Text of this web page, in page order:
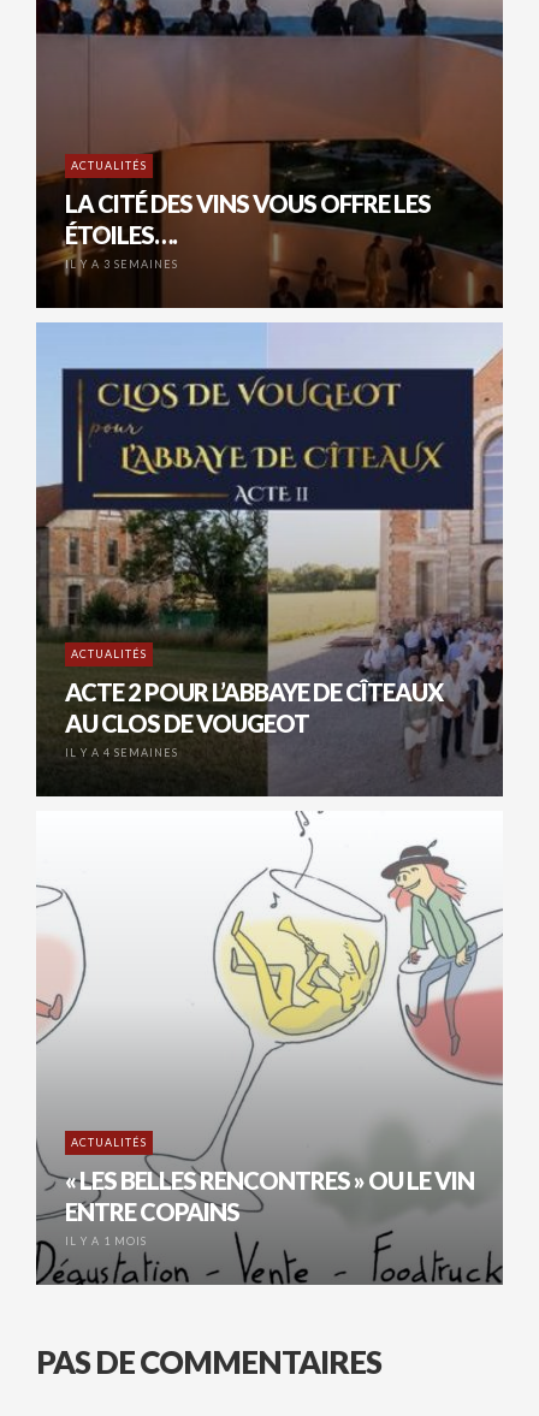
ACTUALITÉS
LA CITÉ DES VINS VOUS OFFRE LES
ÉTOILES….
IL Y A 3 SEMAINES
ACTUALITÉS
ACTE 2 POUR L’ABBAYE DE CÎTEAUX
AU CLOS DE VOUGEOT
IL Y A 4 SEMAINES
ACTUALITÉS
« LES BELLES RENCONTRES » OU LE VIN
ENTRE COPAINS
IL Y A 1 MOIS
PAS DE COMMENTAIRES